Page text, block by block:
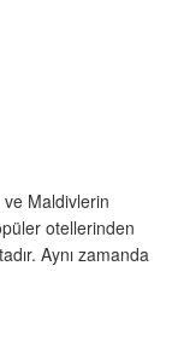
Maldivlerin
otellerinden
Aynı zamanda